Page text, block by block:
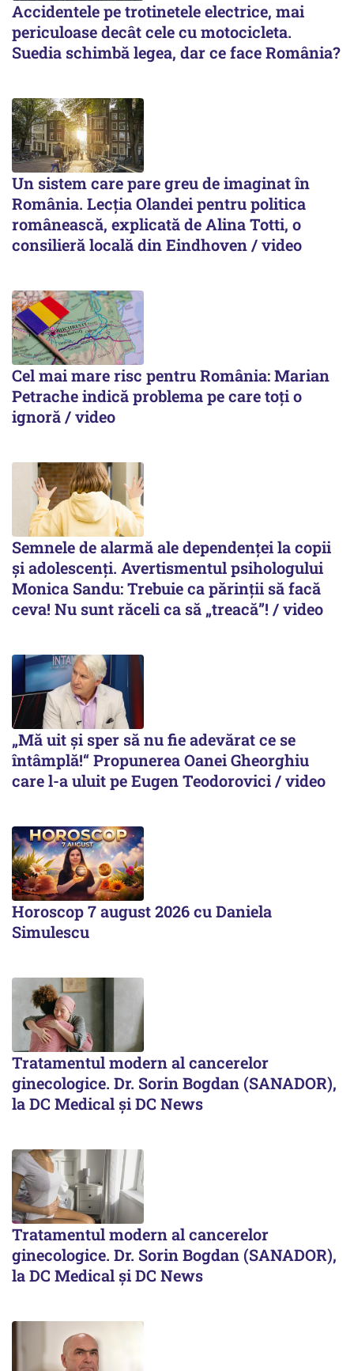
Accidentele pe trotinetele electrice, mai
periculoase decât cele cu motocicleta.
Suedia schimbă legea, dar ce face România?
Un sistem care pare greu de imaginat în
România. Lecția Olandei pentru politica
românească, explicată de Alina Totti, o
consilieră locală din Eindhoven / video
Cel mai mare risc pentru România: Marian
Petrache indică problema pe care toți o
ignoră / video
Semnele de alarmă ale dependenței la copii
și adolescenți. Avertismentul psihologului
Monica Sandu: Trebuie ca părinții să facă
ceva! Nu sunt răceli ca să „treacă”! / video
„Mă uit și sper să nu fie adevărat ce se
întâmplă!“ Propunerea Oanei Gheorghiu
care l-a uluit pe Eugen Teodorovici / video
Horoscop 7 august 2026 cu Daniela
Simulescu
Tratamentul modern al cancerelor
ginecologice. Dr. Sorin Bogdan (SANADOR),
la DC Medical și DC News
Tratamentul modern al cancerelor
ginecologice. Dr. Sorin Bogdan (SANADOR),
la DC Medical și DC News